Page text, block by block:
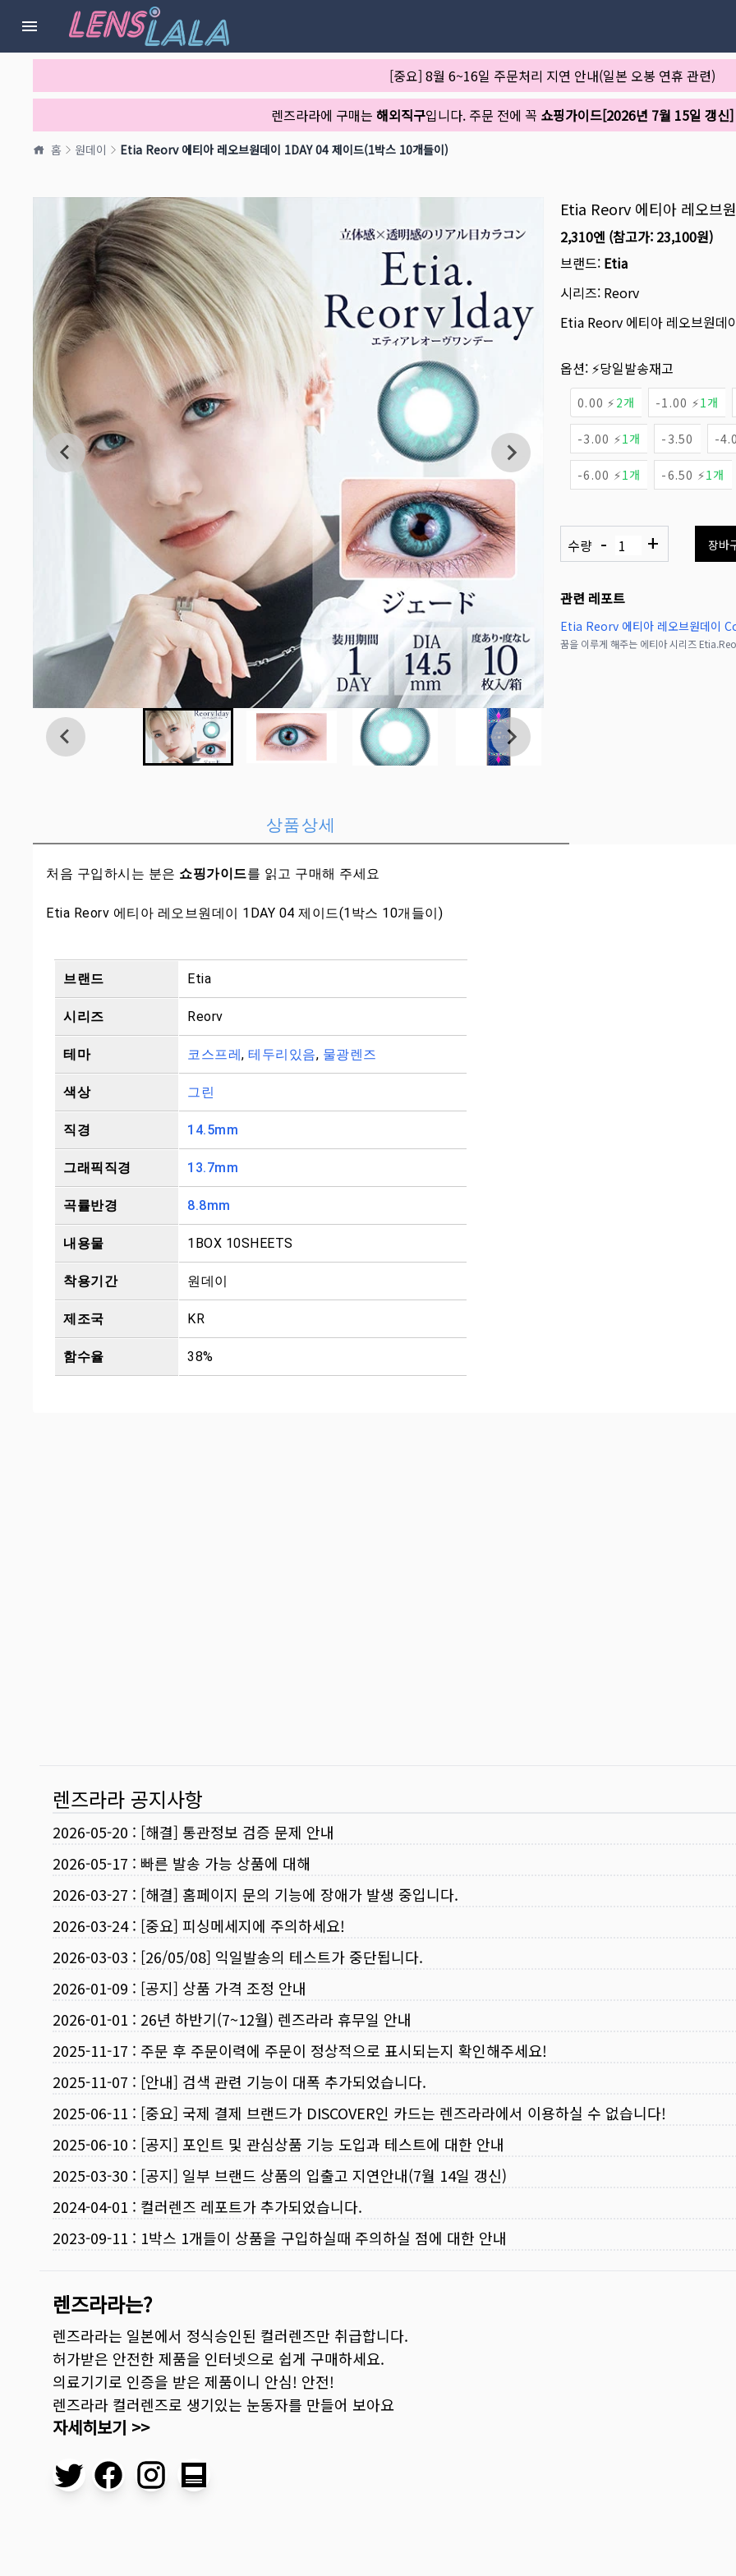
[중요] 8월 6~16일 주문처리 지연 안내(일본 오봉 연휴 관련)
렌즈라라에 구매는 해외직구입니다. 주문 전에 꼭 쇼핑가이드[2026년 7월 15일 갱신]
홈 원데이 Etia Reorv 에티아 레오브원데이 1DAY 04 제이드(1박스 10개들이)
Etia Reorv 에티아 레오브
2,310엔 (참고가: 23,100원)
브랜드: Etia
시리즈: Reorv
Etia Reorv 에티아 레오브원데
옵션: ⚡당일발송재고
0.00 ⚡ 2개 -1.00 ⚡1개
-3.00 ⚡1개 -3.50 -
-6.00 ⚡1개 -6.50 ⚡1개
수량 - + 장바
관련 레포트
Etia Reorv 에티아 레오브원데이
상품상세
처음 구입하시는 분은 쇼핑가이드를 읽고 구매해 주세요
Etia Reorv 에티아 레오브원데이 1DAY 04 제이드(1박스 10개들이)
브랜드 Etia
시리즈 Reorv
테마 코스프레, 테두리있음, 물광렌즈
색상 그린
직경 14.5mm
그래픽직경 13.7mm
곡률반경 8.8mm
내용물 1BOX 10SHEETS
착용기간 원데이
제조국 KR
함수율 38%
렌즈라라 공지사항
2026-05-20 : [해결] 통관정보 검증 문제 안내
2026-05-17 : 빠른 발송 가능 상품에 대해
2026-03-27 : [해결] 홈페이지 문의 기능에 장애가 발생 중입니다.
2026-03-24: [중요] 피싱메세지에 주의하세요!
2026-03-03 : [26/05/08] 익일발송의 테스트가 중단됩니다.
2026-01-09 : [공지] 상품 가격 조정 안내
2026-01-01 : 26년 하반기(7~12월) 렌즈라라 휴무일 안내
2025-11-17 : 주문 후 주문이력에 주문이 정상적으로 표시되는지 확인해주세요!
2025-11-07 : [안내] 검색 관련 기능이 대폭 추가되었습니다.
2025-06-11 : [중요] 국제 결제 브랜드가 DISCOVER인 카드는 렌즈라라에서 이용하실 수 없습니다!
2025-06-10 : [공지] 포인트 및 관심상품 기능 도입과 테스트에 대한 안내
2025-03-30 : [공지] 일부 브랜드 상품의 입출고 지연안내(7월 14일 갱신)
2024-04-01 : 컬러렌즈 레포트가 추가되었습니다.
2023-09-11 : 1박스 1개들이 상품을 구입하실때 주의하실 점에 대한 안내
렌즈라라는?
렌즈라라는 일본에서 정식승인된 컬러렌즈만 취급합니다.
허가받은 안전한 제품을 인터넷으로 쉽게 구매하세요.
의료기기로 인증을 받은 제품이니 안심! 안전!
렌즈라라 컬러렌즈로 생기있는 눈동자를 만들어 보아요
자세히보기 >>